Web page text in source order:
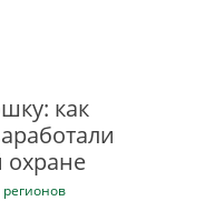
как
охране